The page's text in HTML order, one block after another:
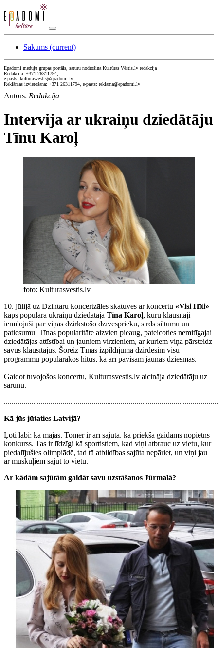
Sākums (current)
Epadomi meduju grupas portāls, saturu nodrošina Kultūras Vēstis.lv redakcija
Redakcija: +371 26311794,
e-pasts: kulturasvestis@epadomi.lv.
Reklāmas izvietošana: +371 26311794, e-pasts: reklama@epadomi.lv
Autors: Redakcija
Intervija ar ukraiņu dziedātāju
Tīnu Karoļ
foto: Kulturasvestis.lv
10. jūlijā uz Dzintaru koncertzāles skatuves ar koncertu «Visi Hīti»
kāps populārā ukraiņu dziedātāja Tīna Karoļ, kuru klausītāji
iemīļojuši par viņas dzirkstošo dzīvesprieku, sirds siltumu un
patiesumu. Tīnas popularitāte aizvien pieaug, pateicoties nemitīgajai
dziedātājas attīstībai un jauniem virzieniem, ar kuriem viņa pārsteidz
savus klausītājus. Šoreiz Tīnas izpildījumā dzirdēsim visu
programmu populārākos hitus, kā arī pavisam jaunas dziesmas.
Gaidot tuvojošos koncertu, Kulturasvestis.lv aicināja dziedātāju uz
sarunu.
Kā jūs jūtaties Latvijā?
Ļoti labi; kā mājās. Tomēr ir arī sajūta, ka priekšā gaidāms nopietns
konkurss. Tas ir līdzīgi kā sportistiem, kad viņi atbrauc uz vietu, kur
piedalījušies olimpiādē, tad tā atbildības sajūta nepāriet, un viņi jau
ar muskuļiem sajūt to vietu.
Ar kādām sajūtām gaidāt savu uzstāšanos Jūrmalā?